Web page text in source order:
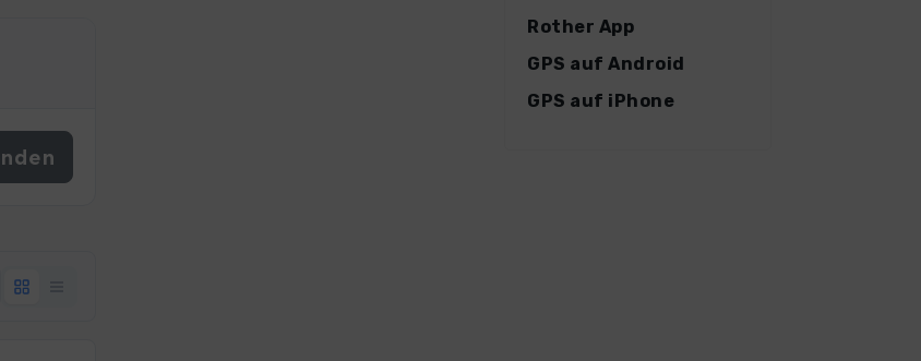
Rother App
GPS auf Android
GPS auf iPhone